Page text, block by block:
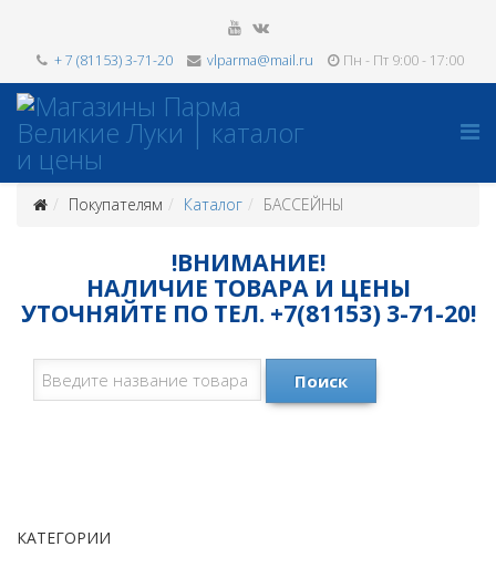
+ 7 (81153) 3-71-20 vlparma@mail.ru Пн - Пт 9:00 - 17:00
Покупателям Каталог БАССЕЙНЫ
!ВНИМАНИЕ!
НАЛИЧИЕ ТОВАРА И ЦЕНЫ
УТОЧНЯЙТЕ ПО ТЕЛ. +7(81153) 3-71-20!
Поиск
КАТЕГОРИИ